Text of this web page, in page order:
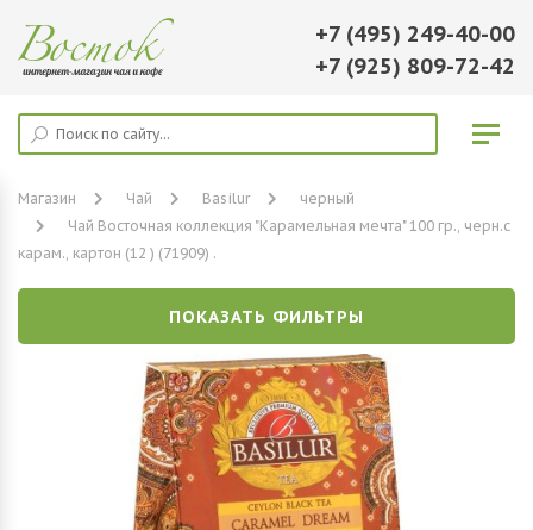
+7 (495) 249-40-00
+7 (925) 809-72-42
Магазин Чай Basilur
черный
Чай Восточная коллекция "Карамельная мечта" 100 гр., черн.с
карам., картон (12 ) (71909) .
ПОКАЗАТЬ ФИЛЬТРЫ